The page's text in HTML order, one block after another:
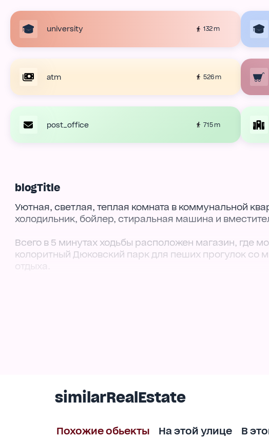
university 132 m
atm 526 m
post_office 715 m
blogTitle
Уютная, светлая, теплая комната в коммунальной
холодильник, бойлер, стиральная машина и
Всего в 5 минутах ходьбы расположен магазин, где
колоритный Дюковский парк для пеших прогулок со
отдыха.
similarRealEstate
Похожие обьекты На этой улице В